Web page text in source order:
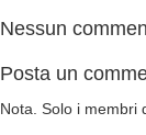
Nessun
Posta un
Nota. Solo i membri